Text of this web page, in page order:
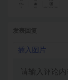
插入图片